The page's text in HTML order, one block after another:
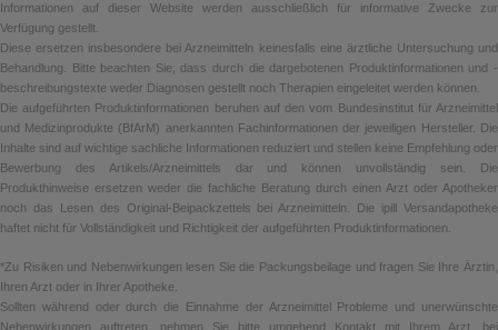
Informationen auf dieser Website werden ausschließlich für informative Zwecke zur
Verfügung gestellt.
Diese ersetzen insbesondere bei Arzneimitteln keinesfalls eine ärztliche Untersuchung und
Behandlung. Bitte beachten Sie, dass durch die dargebotenen Produktinformationen und -
beschreibungstexte weder Diagnosen gestellt noch Therapien eingeleitet werden können.
Die aufgeführten Produktinformationen beruhen auf den vom Bundesinstitut für Arzneimittel
und Medizinprodukte (BfArM) anerkannten Fachinformationen der jeweiligen Hersteller. Die
Inhalte sind auf wichtige sachliche Informationen reduziert und stellen keine Empfehlung oder
Bewerbung des Artikels/Arzneimittels dar und können unvollständig sein. Die
Produkthinweise ersetzen weder die fachliche Beratung durch einen Arzt oder Apotheker
noch das Lesen des Original-Beipackzettels bei Arzneimitteln. Die ipill Versandapotheke
haftet nicht für Vollständigkeit und Richtigkeit der aufgeführten Produktinformationen.
*Zu Risiken und Nebenwirkungen lesen Sie die Packungsbeilage und fragen Sie Ihre Ärztin,
Ihren Arzt oder in Ihrer Apotheke.
Sollten während oder durch die Einnahme der Arzneimittel Probleme und unerwünschte
Nebenwirkungen auftreten, nehmen Sie bitte umgehend Kontakt mit Ihrem Arzt, bei